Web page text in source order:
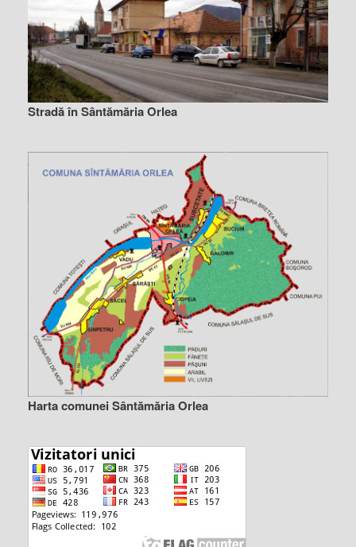
Stradă în Sântămăria Orlea
Harta comunei Sântămăria Orlea